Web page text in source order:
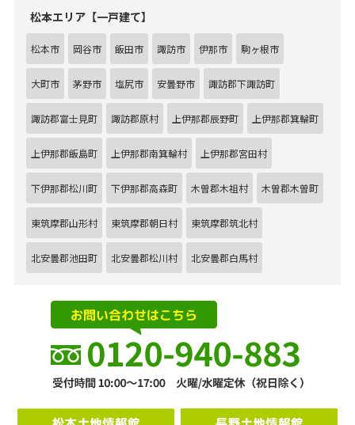
松本エリア【一戸建て】
松本市 岡谷市 飯田市 諏訪市 伊那市 駒ヶ根市
大町市 茅野市 塩尻市 安曇野市 諏訪郡下諏訪町
諏訪郡富士見町 諏訪郡原村 上伊那郡辰野町 上伊那郡箕輪町
上伊那郡飯島町 上伊那郡南箕輪村 上伊那郡宮田村
下伊那郡松川町 下伊那郡高森町 木曽郡木祖村 木曽郡木曽町
東筑摩郡山形村 東筑摩郡朝日村 東筑摩郡筑北村
北安曇郡池田町 北安曇郡松川村 北安曇郡白馬村